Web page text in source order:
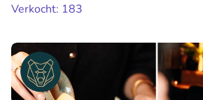
Verkocht: 183